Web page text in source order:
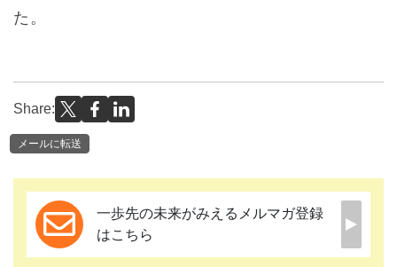
た。
Share:
メールに転送
一歩先の未来がみえるメルマガ登録
はこちら